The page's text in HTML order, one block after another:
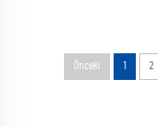
Önceki 1 2